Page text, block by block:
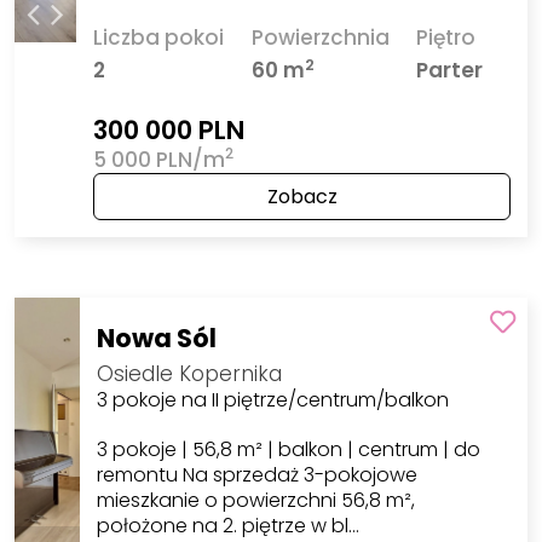
Liczba pokoi
2
Powierzchnia
60 m2
Piętro
Parter
300 000 PLN
5 000 PLN/m2
Zobacz
Nowa Sól
Osiedle Kopernika
3 pokoje na II piętrze/centrum/balkon
3 pokoje | 56,8 m² | balkon | centrum | do
remontu Na sprzedaż 3-pokojowe
mieszkanie o powierzchni 56,8 m²,
położone na 2. piętrze w bl…